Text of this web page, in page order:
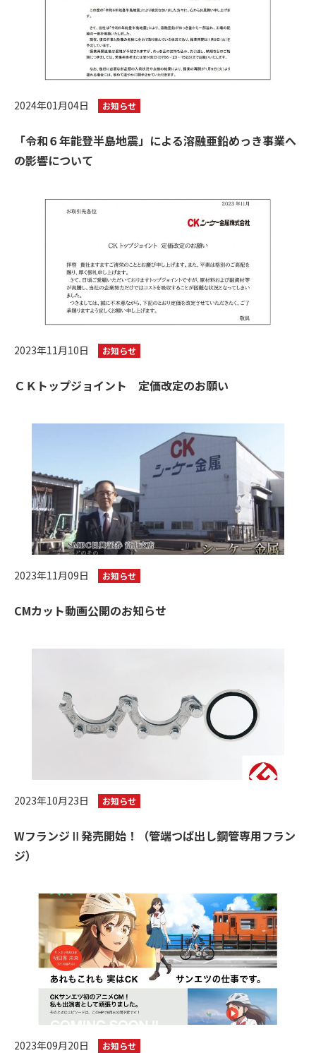
2024年01月04日 お知らせ
「令和６年能登半島地震」による溶融亜鉛めっき事業へ
の影響について
2023年11月10日 お知らせ
ＣＫトップジョイント 定価改定のお願い
2023年11月09日 お知らせ
CMカット動画公開のお知らせ
2023年10月23日 お知らせ
WフランジⅡ発売開始！（管端つば出し鋼管専用フラン
ジ）
2023年09月20日 お知らせ